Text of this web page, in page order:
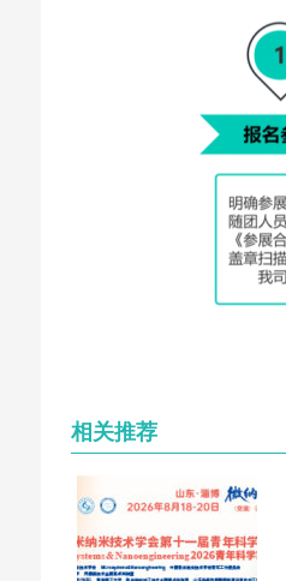
相关推荐